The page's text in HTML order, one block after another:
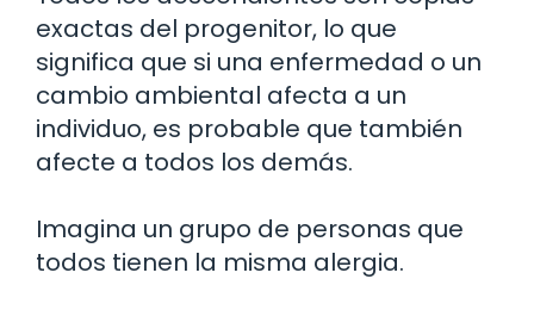
exactas del progenitor, lo que
significa que si una enfermedad o un
cambio ambiental afecta a un
individuo, es probable que también
afecte a todos los demás.
Imagina un grupo de personas que
todos tienen la misma alergia.